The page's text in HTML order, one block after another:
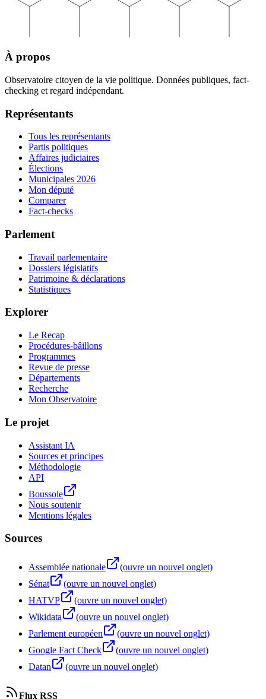
À propos
Observatoire citoyen de la vie politique. Données publiques, fact-
checking et regard indépendant.
Représentants
Tous les représentants
Partis politiques
Affaires judiciaires
Élections
Municipales 2026
Mon député
Comparer
Fact-checks
Parlement
Travail parlementaire
Dossiers législatifs
Patrimoine & déclarations
Statistiques
Explorer
Le Recap
Procédures-bâillons
Programmes
Revue de presse
Départements
Recherche
Mon Observatoire
Le projet
Assistant IA
Sources et principes
Méthodologie
API
Boussole
Nous soutenir
Mentions légales
Sources
Assemblée nationale
(ouvre un nouvel onglet)
Sénat
(ouvre un nouvel onglet)
HATVP
(ouvre un nouvel onglet)
Wikidata
(ouvre un nouvel onglet)
Parlement européen
(ouvre un nouvel onglet)
Google Fact Check
(ouvre un nouvel onglet)
Datan
(ouvre un nouvel onglet)
Flux RSS